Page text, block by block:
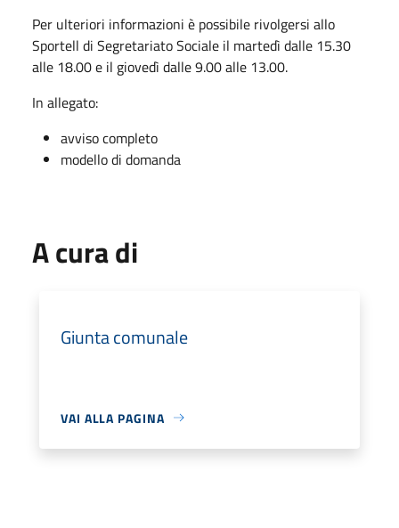
Per ulteriori informazioni è possibile rivolgersi allo
Sportell di Segretariato Sociale il martedì dalle 15.30
alle 18.00 e il giovedì dalle 9.00 alle 13.00.
In allegato:
avviso completo
modello di domanda
A cura di
Giunta comunale
VAI ALLA PAGINA